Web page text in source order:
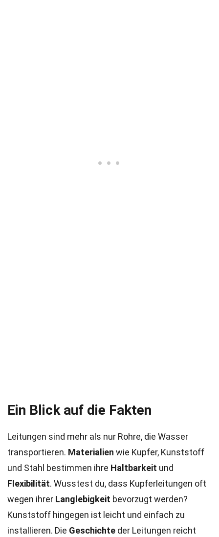
Ein Blick auf die Fakten
Leitungen sind mehr als nur Rohre, die Wasser
transportieren. Materialien wie Kupfer, Kunststoff
und Stahl bestimmen ihre Haltbarkeit und
Flexibilität. Wusstest du, dass Kupferleitungen oft
wegen ihrer Langlebigkeit bevorzugt werden?
Kunststoff hingegen ist leicht und einfach zu
installieren. Die Geschichte der Leitungen reicht